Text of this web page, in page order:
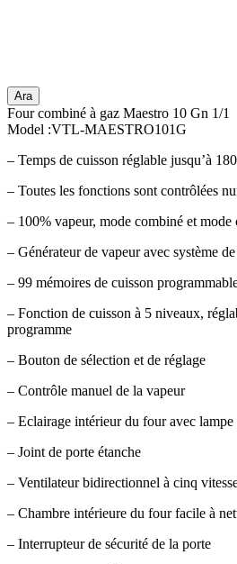
Ara
Four combiné à gaz Maestro 10 Gn 1/1
Model :VTL-MAESTRO101G
– Temps de cuisson réglable jusqu’à
– Toutes les fonctions sont contrôlées
– 100% vapeur, mode combiné et mode
– Générateur de vapeur avec système
– 99 mémoires de cuisson
– Fonction de cuisson à 5 niveaux,
programme
– Bouton de sélection et de réglage
– Contrôle manuel de la vapeur
– Eclairage intérieur du four avec lampe
– Joint de porte étanche
– Ventilateur bidirectionnel à cinq
– Chambre intérieure du four facile à
– Interrupteur de sécurité de la porte